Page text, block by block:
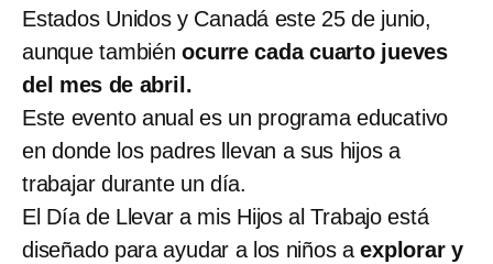
Estados Unidos y Canadá este 25 de junio,
aunque tambiénocurre cada cuarto jueves
del mes de abril.
Este evento anual es un programa educativo
en donde los padres llevan a sus hijos a
trabajar durante un día.
El Día de Llevar a mis Hijos al Trabajo está
diseñado para ayudar a los niños aexplorar y